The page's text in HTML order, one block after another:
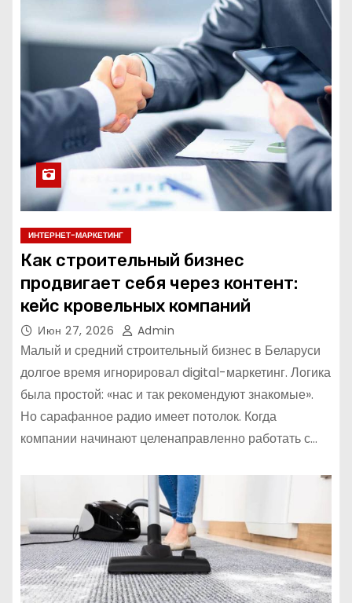
ИНТЕРНЕТ-МАРКЕТИНГ
Как строительный бизнес
продвигает себя через контент:
кейс кровельных компаний
Июн 27, 2026 Admin
Малый и средний строительный бизнес в Беларуси
долгое время игнорировал digital-маркетинг. Логика
была простой: «нас и так рекомендуют знакомые».
Но сарафанное радио имеет потолок. Когда
компании начинают целенаправленно работать с…